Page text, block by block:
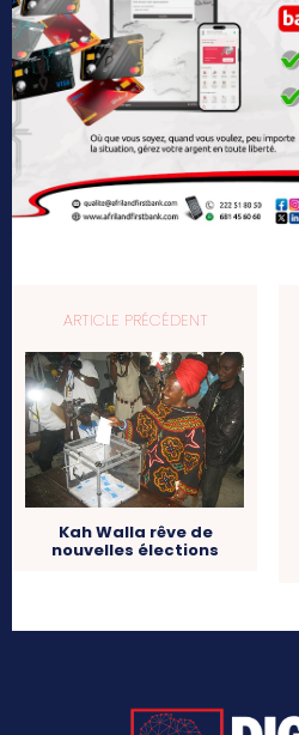
ARTICLE PRÉCÉDENT
Kah Walla rêve de
nouvelles élections